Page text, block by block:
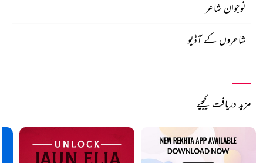
نوجوان شاعر
شاعروں کے آڈیو
مزید دریافت کیجیے